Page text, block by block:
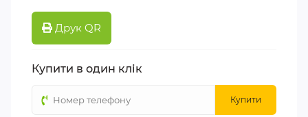
Друк QR
Купити в один клік
Купити